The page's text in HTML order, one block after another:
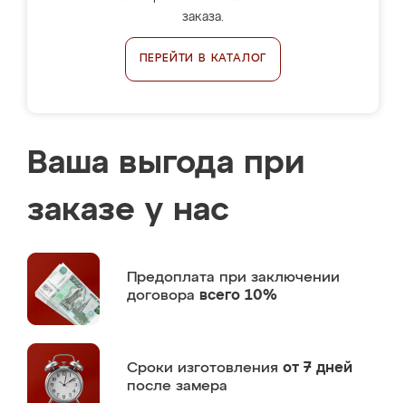
заказа.
ПЕРЕЙТИ В КАТАЛОГ
Ваша выгода при
заказе у нас
Предоплата при заключении
договора всего 10%
Сроки изготовления от 7 дней
после замера